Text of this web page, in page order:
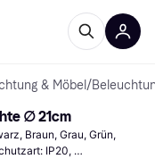
& Möbel /
∅ 21cm
Braun, Grau, Grün,
IP20,